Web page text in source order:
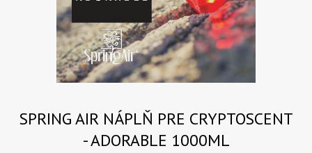
SPRING AIR NÁPLŇ PRE CRYPTOSCENT
- ADORABLE 1000ML